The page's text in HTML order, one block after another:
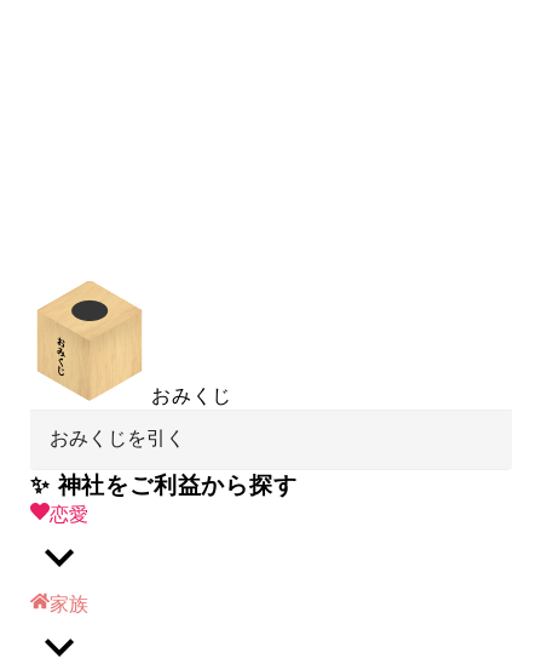
おみくじ
おみくじを引く
✨ 神社をご利益から探す
恋愛
家族